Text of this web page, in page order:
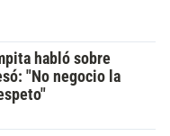
habló sobre
"No negocio la